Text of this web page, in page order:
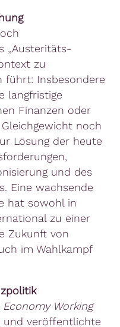
„Austeritäts-
zu
führt: Insbesondere
langfristige
Finanzen oder
noch
Lösung der heute
und des
Eine wachsende
hat sowohl in
zu einer
Zukunft von
im Wahlkampf
Working
und veröffentlichte